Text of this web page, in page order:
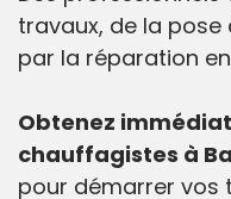
travaux, de la
par la réparation
Obtenez
chauffagistes à
pour démarrer vos